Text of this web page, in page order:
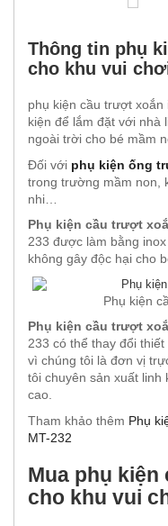
Thông tin phụ
cho khu vui
phụ kiện cầu trượt xoắn
kiện để lắm đặt với nhà
ngoài trời cho bé mầm
Đối với phụ kiện ống
trong trường mầm non,
nhi…
Phụ kiện cầu trượt
233 được làm bằng
không gây độc hại cho
Phụ kiện
Phụ kiện cầu trượt
233 có thể thay đổi
vì chúng tôi là đơn vị
tôi chuyên sản xuất
cao.
Tham khảo thêm Phụ
MT-232
Mua phụ
cho khu vui